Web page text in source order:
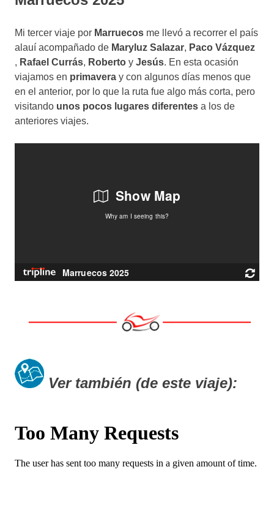
Mi tercer viaje por Marruecos me llevó a recorrer el país
alauí acompañado de Maryluz Salazar, Paco Vázquez
, Rafael Currás, Roberto y Jesús. En esta ocasión
viajamos en primavera y con algunos días menos que
en el anterior, por lo que la ruta fue algo más corta, pero
visitando unos pocos lugares diferentes a los de
anteriores viajes.
Ver también (de este viaje):